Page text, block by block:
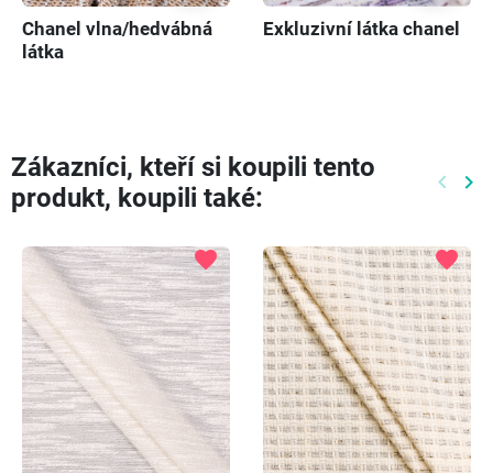
Chanel vlna/hedvábná
látka
Exkluzivní látka chanel
Zákazníci, kteří si koupili tento
produkt, koupili také:
keyboard_arrow_left keyboard_arrow_right
favorite favorite